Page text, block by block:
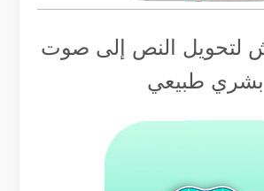
لتحويل النص إلى صوت
بشري طبيعي